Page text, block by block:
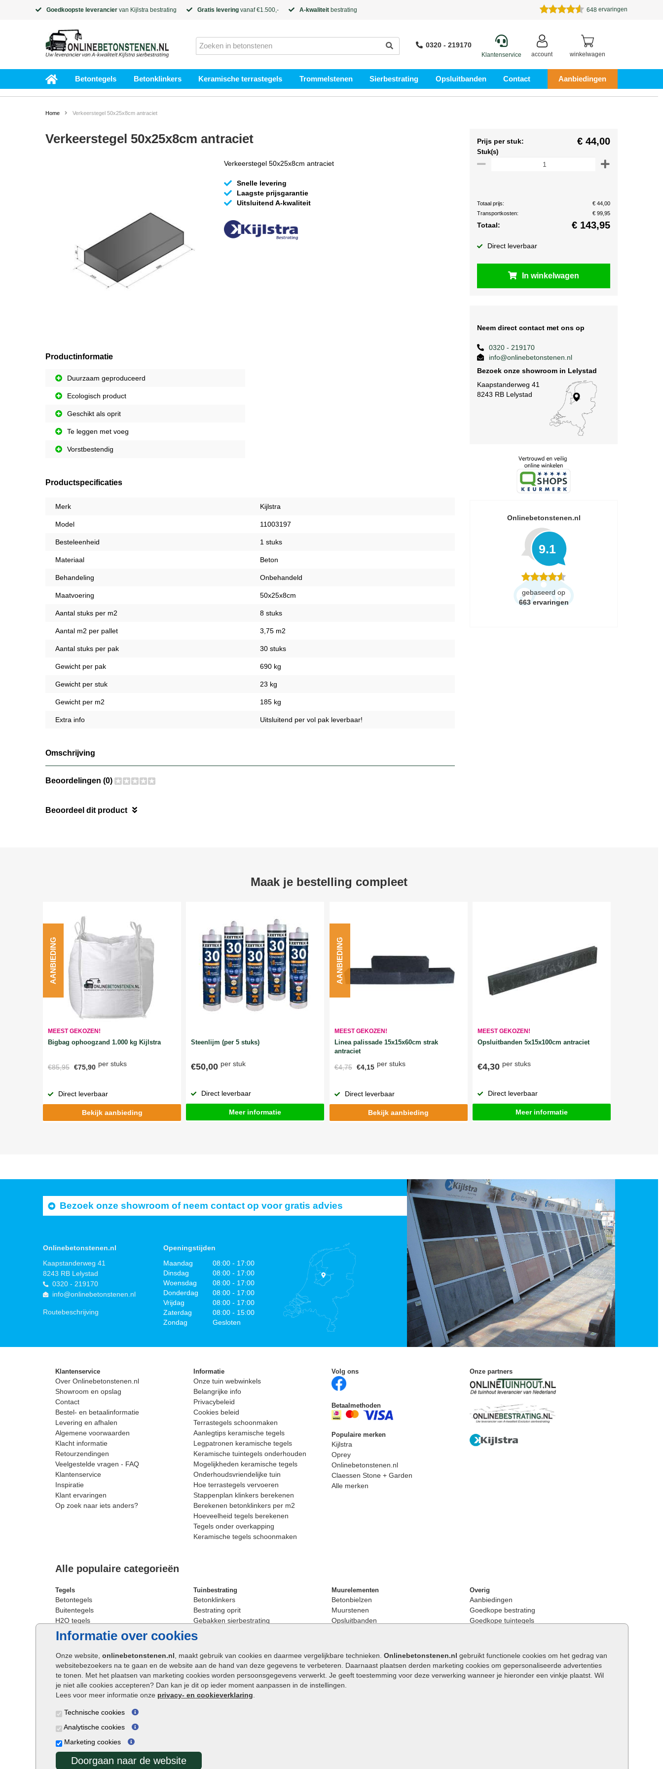
Goedkoopste leverancier van Kijlstra bestrating Gratis levering vanaf €1.500,- A-kwaliteit bestrating 648 ervaringen
0320 - 219170
Klantenservice account winkelwagen
Betontegels Betonklinkers Keramische terrastegels Trommelstenen Sierbestrating Opsluitbanden Contact Aanbiedingen
Informatie over cookies
Onze website, onlinebetonstenen.nl , maakt gebruik van cookies en daarmee vergelijkbare technieken. Onlinebetonstenen.nl gebruikt functionele cookies om het gedrag van
websitebezoekers na te gaan en de website aan de hand van deze gegevens te verbeteren. Daarnaast plaatsen derden marketing cookies om gepersonaliseerde advertenties
te tonen. Met het plaatsen van marketing cookies worden persoonsgegevens verwerkt. Je geeft toestemming voor deze verwerking wanneer je hieronder een vinkje plaatst. Wil
je niet alle cookies accepteren? Dan kan je dit op ieder moment aanpassen in de instellingen.
Lees voor meer informatie onze privacy- en cookieverklaring
Technische cookies
Analytische cookies
Marketing cookies
Doorgaan naar de website
Home Verkeerstegel 50x25x8cm antraciet
Verkeerstegel 50x25x8cm antraciet
Verkeerstegel 50x25x8cm antraciet
Snelle levering
Laagste prijsgarantie
Uitsluitend A-kwaliteit
Productinformatie
Duurzaam geproduceerd
Ecologisch product
Geschikt als oprit
Te leggen met voeg
Vorstbestendig
Productspecificaties
Merk Kijlstra
Model 11003197
Besteleenheid 1 stuks
Materiaal Beton
Behandeling Onbehandeld
Maatvoering 50x25x8cm
Aantal stuks per m2 8 stuks
Aantal m2 per pallet 3,75 m2
Aantal stuks per pak 30 stuks
Gewicht per pak 690 kg
Gewicht per stuk 23 kg
Gewicht per m2 185 kg
Extra info Uitsluitend per vol pak leverbaar!
Omschrijving
Beoordelingen (0)
Beoordeel dit product
Prijs per stuk: € 44,00
Stuk(s)
Totaal prijs:
€ 44,00
Transportkosten:
€ 99,95
Totaal: € 143,95
Direct leverbaar
In winkelwagen
Neem direct contact met ons op
0320 - 219170
info@onlinebetonstenen.nl
Bezoek onze showroom in Lelystad
Kaapstanderweg 41
8243 RB Lelystad
Onlinebetonstenen.nl
9.1
gebaseerd op
663 ervaringen
Maak je bestelling compleet
MEEST GEKOZEN!
Bigbag ophoogzand 1.000 kg Kijlstra
€85,95 €75,90 per stuks
AANBIEDING
Direct leverbaar
Bekijk aanbieding
Steenlijm (per 5 stuks)
€50,00 per stuk
Direct leverbaar
Meer informatie
MEEST GEKOZEN!
Linea palissade 15x15x60cm strak
antraciet
€4,75 €4,15 per stuks
AANBIEDING
Direct leverbaar
Bekijk aanbieding
MEEST GEKOZEN!
Opsluitbanden 5x15x100cm antraciet
€4,30 per stuks
Direct leverbaar
Meer informatie
Bezoek onze showroom of neem contact op voor gratis advies
Onlinebetonstenen.nl
Kaapstanderweg 41
8243 RB Lelystad
0320 - 219170
info@onlinebetonstenen.nl
Routebeschrijving
Openingstijden
Maandag
08:00 - 17:00
Dinsdag
08:00 - 17:00
Woensdag
08:00 - 17:00
Donderdag
08:00 - 17:00
Vrijdag
08:00 - 17:00
Zaterdag
08:00 - 15:00
Zondag
Gesloten
Klantenservice
Over Onlinebetonstenen.nl
Showroom en opslag
Contact
Bestel- en betaalinformatie
Levering en afhalen
Algemene voorwaarden
Klacht informatie
Retourzendingen
Veelgestelde vragen - FAQ
Klantenservice
Inspiratie
Klant ervaringen
Op zoek naar iets anders?
Informatie
Onze tuin webwinkels
Belangrijke info
Privacybeleid
Cookies beleid
Terrastegels schoonmaken
Aanlegtips keramische tegels
Legpatronen keramische tegels
Keramische tuintegels onderhouden
Mogelijkheden keramische tegels
Onderhoudsvriendelijke tuin
Hoe terrastegels vervoeren
Stappenplan klinkers berekenen
Berekenen betonklinkers per m2
Hoeveelheid tegels berekenen
Tegels onder overkapping
Keramische tegels schoonmaken
Volg ons
Betaalmethoden
Populaire merken
Kijlstra
Oprey
Onlinebetonstenen.nl
Claessen Stone + Garden
Alle merken
Onze partners
Alle populaire categorieën
Tegels
Betontegels
Buitentegels
H2O tegels
Keramische terrastegels
Oprit tegels
Patio tegels
Siertegels
Stoeptegels
Straattegels
Terrastegels
Buitentegels
Grote terrastegels
Tuinbestrating
Betonklinkers
Bestrating oprit
Gebakken sierbestrating
Strakke bestrating
Straatstenen
Straatklinkers
Trommelstenen
Tuinstenen
Waalformaat
Muurelementen
Betonbielzen
Muurstenen
Opsluitbanden
Betonblokken
Stapelstenen
Extra benodigdheden
Overig
Aanbiedingen
Goedkope bestrating
Goedkope tuintegels
Opsluitbanden plaatsen
Keerwanden
Traptreden tuin